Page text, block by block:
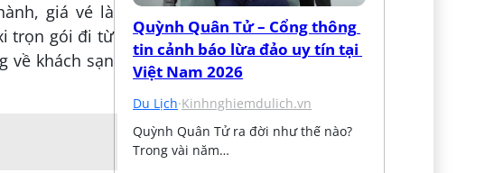
giá vé là
trọn gói đi từ
về khách sạn
Quỳnh Quân Tử – Cổng thông
tin cảnh báo lừa đảo uy tín tại
Việt Nam 2026
Du Lịch·Kinhnghiemdulich.vn
Quỳnh Quân Tử ra đời như thế nào?
Trong vài năm…